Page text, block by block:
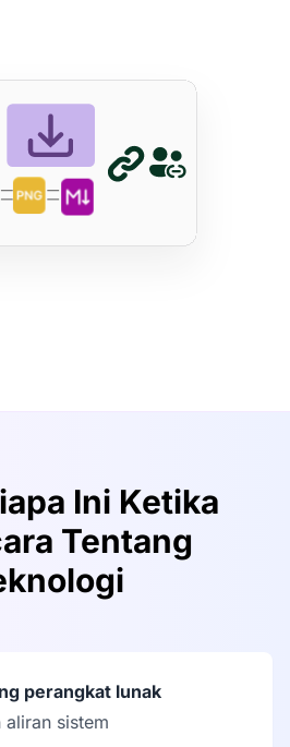
Ini Ketika
Tentang
perangkat lunak
aliran sistem